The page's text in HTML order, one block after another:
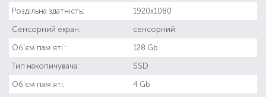
Роздільна здатність: 1920x1080
Сенсорний екран: сенсорний
Об'єм пам'яті : 128 Gb
Тип накопичувача: SSD
Об'єм пам'яті: 4 Gb